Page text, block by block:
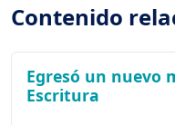
Contenido
Egresó un nuevo
Escritura